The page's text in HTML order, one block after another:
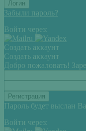
Забыли пароль?
Войти через:
Создать аккаунт
Создать аккаунт
Добро пожаловать!
Пароль будет выслан
Войти через: